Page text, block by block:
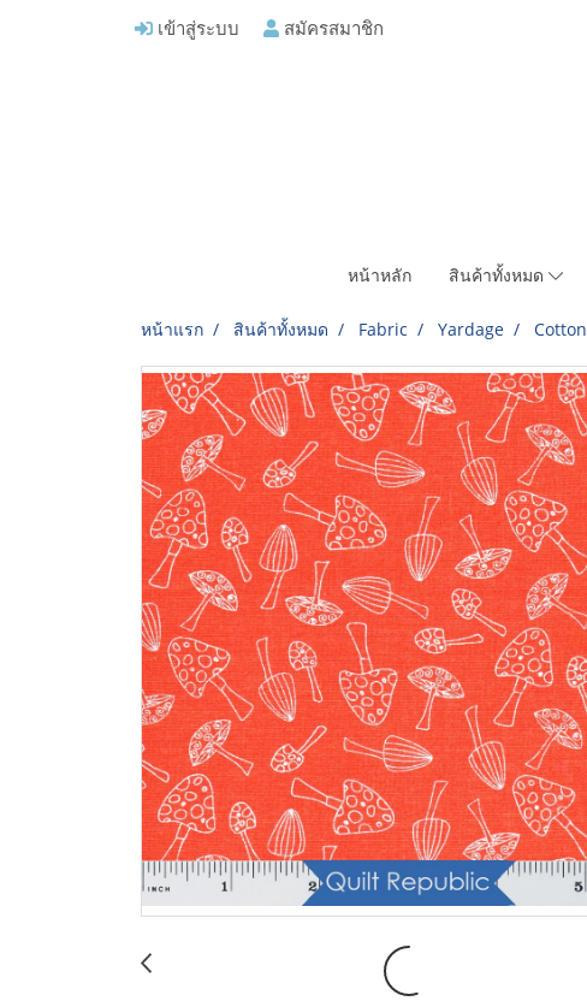
เข้าสู่ระบบ สมัครสมาชิก
หน้าหลัก สินค้าทั้งหมด
หน้าแรก สินค้าทั้งหมด Fabric Yardage Cotton